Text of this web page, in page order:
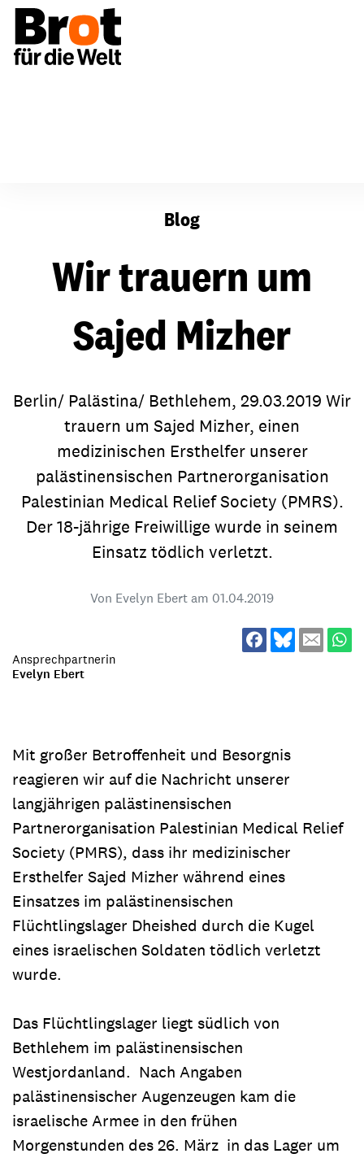
Blog
Wir trauern um
Sajed Mizher
Berlin/ Palästina/ Bethlehem, 29.03.2019 Wir
trauern um Sajed Mizher, einen
medizinischen Ersthelfer unserer
palästinensischen Partnerorganisation
Palestinian Medical Relief Society (PMRS).
Der 18-jährige Freiwillige wurde in seinem
Einsatz tödlich verletzt.
Von Evelyn Ebert am 01.04.2019
Ansprechpartnerin
Evelyn Ebert
Mit großer Betroffenheit und Besorgnis
reagieren wir auf die Nachricht unserer
langjährigen palästinensischen
Partnerorganisation Palestinian Medical Relief
Society (PMRS), dass ihr medizinischer
Ersthelfer Sajed Mizher während eines
Einsatzes im palästinensischen
Flüchtlingslager Dheished durch die Kugel
eines israelischen Soldaten tödlich verletzt
wurde.
Das Flüchtlingslager liegt südlich von
Bethlehem im palästinensischen
Westjordanland. Nach Angaben
palästinensischer Augenzeugen kam die
israelische Armee in den frühen
Morgenstunden des 26. März in das Lager um